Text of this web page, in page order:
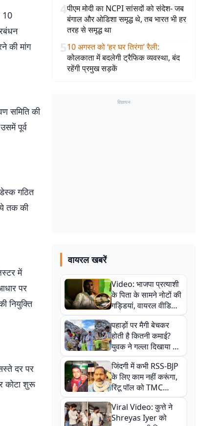
10
की मांग
समिति की
पूर्व
डेस्क गठित
तक की
में
पर
नियुक्ति
दर पर
कोटा शुरू
4पीएम मोदी का NCPI सांसदों को संदेश- जब
बंगाल और ओडिशा समृद्ध थे, तब भारत भी हर
तरह से समृद्ध था
510 अगस्त को ‘हर घर तिरंगा’ रैली:
कोलकाता में बदलेगी ट्रैफिक व्यवस्था, बंद
रहेंगी प्रमुख सड़कें
विज्ञापन
वायरल खबरें
Video: भाजपा प्रत्याशी
के पिता के सामने नोटों की
गड्डियां, वायरल वीडियो
से राजनीति में उबाल,
अजित महतो बोले- TMC
की गंदी चाल
पहाड़ों पर मैगी बेचकर
होती है कितनी कमाई?
युवक ने गल्ला दिखाया तो
नौकरी वालों के खड़े हो गए
कान
जिंदगी में कभी RSS-BJP
के लिए काम नहीं करूंगा,
रिंटू पॉल को TMC
ऑफिस में ले जाकर पीटा,
Video वायरल
Viral Video: कुत्ते ने
Shreyas Iyer को